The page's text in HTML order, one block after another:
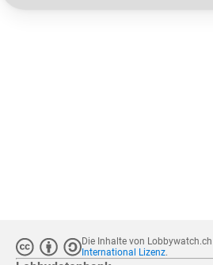
Die Inhalte von
International Lizenz.